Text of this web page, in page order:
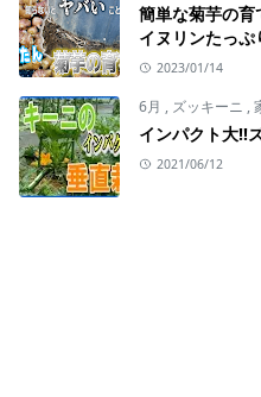
簡単な菊芋の
イヌリンたっ
2023/01/14
6月 , ズッキーニ ,
インパクト大!!
2021/06/12